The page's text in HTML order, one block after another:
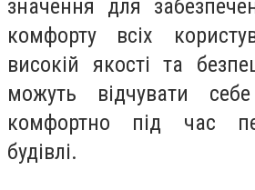
значення для
комфорту всіх
високій якості та
можуть відчувати
комфортно під час
будівлі.